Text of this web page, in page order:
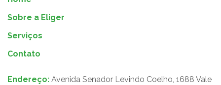
Sobre a Eliger
Serviços
Contato
Endereço: Avenida Senador Levindo Coelho, 1688 Vale